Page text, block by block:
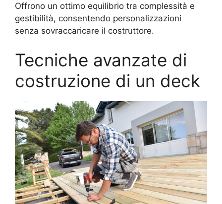
Offrono un ottimo equilibrio tra complessità e
gestibilità, consentendo personalizzazioni
senza sovraccaricare il costruttore.
Tecniche avanzate di
costruzione di un deck